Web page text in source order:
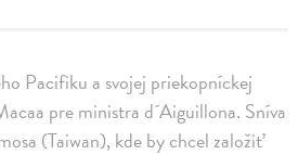
Pacifiku a svojej priekopníckej
pre ministra d´Aiguillona. Sníva
(Taiwan), kde by chcel založiť